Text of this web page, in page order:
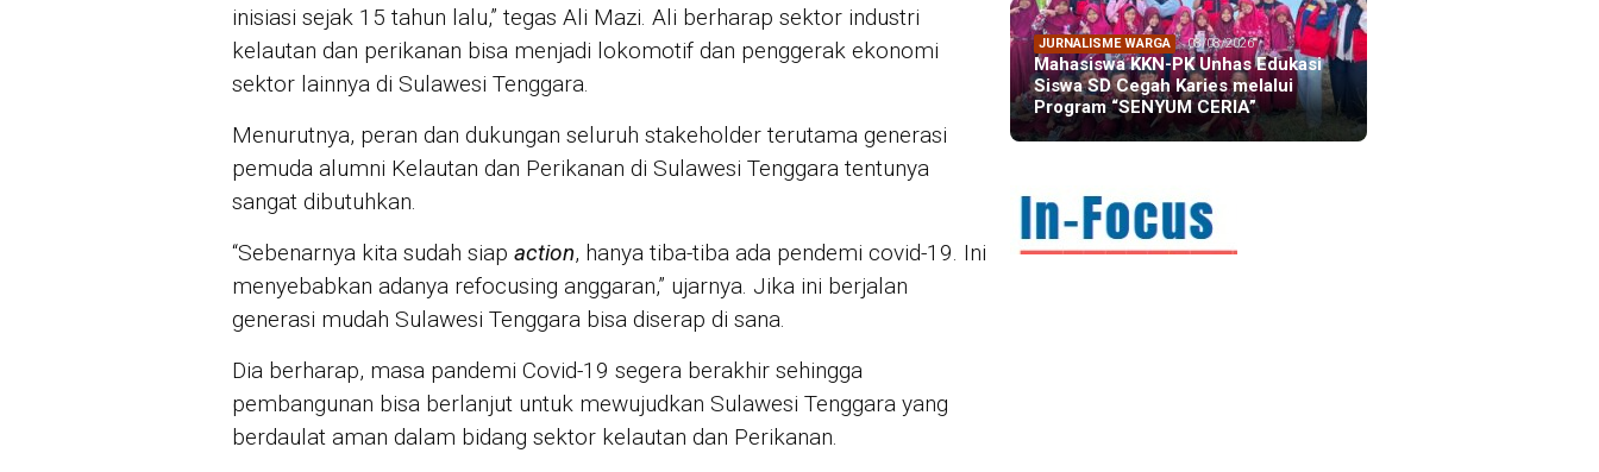
inisiasi sejak 15 tahun lalu,” tegas Ali Mazi. Ali berharap sektor industri
kelautan dan perikanan bisa menjadi lokomotif dan penggerak ekonomi
sektor lainnya di Sulawesi Tenggara.
Menurutnya, peran dan dukungan seluruh stakeholder terutama generasi
pemuda alumni Kelautan dan Perikanan di Sulawesi Tenggara tentunya
sangat dibutuhkan.
“Sebenarnya kita sudah siap action, hanya tiba-tiba ada pendemi covid-19. Ini
menyebabkan adanya refocusing anggaran,” ujarnya. Jika ini berjalan
generasi mudah Sulawesi Tenggara bisa diserap di sana.
Dia berharap, masa pandemi Covid-19 segera berakhir sehingga
pembangunan bisa berlanjut untuk mewujudkan Sulawesi Tenggara yang
berdaulat aman dalam bidang sektor kelautan dan Perikanan.
JURNALISME WARGA 08/08/2026
Mahasiswa KKN-PK Unhas Edukasi
Siswa SD Cegah Karies melalui
Program “SENYUM CERIA”
IN FOCUS 06/08/2026
Syamsu Alam, CIDES ICMI:
Perencanaan Pembangunan Semata